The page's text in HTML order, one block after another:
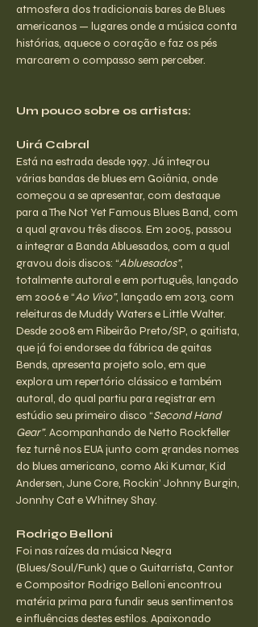
atmosfera dos tradicionais bares de Blues
americanos — lugares onde a música conta
histórias, aquece o coração e faz os pés
marcarem o compasso sem perceber.
Um pouco sobre os artistas:
Uirá Cabral
Está na estrada desde 1997. Já integrou
várias bandas de blues em Goiânia, onde
começou a se apresentar, com destaque
para a The Not Yet Famous Blues Band, com
a qual gravou três discos. Em 2005, passou
a integrar a Banda Abluesados, com a qual
gravou dois discos: “Abluesados”,
totalmente autoral e em português, lançado
em 2006 e “Ao Vivo”, lançado em 2013, com
releituras de Muddy Waters e Little Walter.
Desde 2008 em Ribeirão Preto/SP, o gaitista,
que já foi endorsee da fábrica de gaitas
Bends, apresenta projeto solo, em que
explora um repertório clássico e também
autoral, do qual partiu para registrar em
estúdio seu primeiro disco “Second Hand
Gear”. Acompanhando de Netto Rockfeller
fez turnê nos EUA junto com grandes nomes
do blues americano, como Aki Kumar, Kid
Andersen, June Core, Rockin’ Johnny Burgin,
Jonnhy Cat e Whitney Shay.
Rodrigo Belloni
Foi nas raízes da música Negra
(Blues/Soul/Funk) que o Guitarrista, Cantor
e Compositor Rodrigo Belloni encontrou
matéria prima para fundir seus sentimentos
e influências destes estilos. Apaixonado